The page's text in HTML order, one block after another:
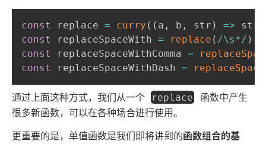
const replace = curry ( ( a , b , str ) => str
const replaceSpaceWith = replace ( /\s*/ )
const replaceSpaceWithComma =
const replaceSpaceWithDash =
通过上面这种方式，我们从一个 replace函数中产生
很多新函数，可以在各种场合进行使用。
更重要的是，单值函数是我们即将讲到的函数组合的基